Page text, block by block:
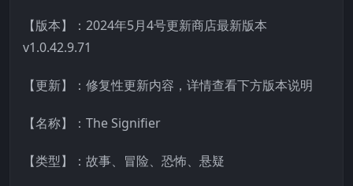
【版本】：2024年5月4号更新商店最新版本
v1.0.42.9.71
【更新】：修复性更新内容，详情查看下方版本说明
【名称】：The Signifier
【类型】：故事、冒险、恐怖、悬疑